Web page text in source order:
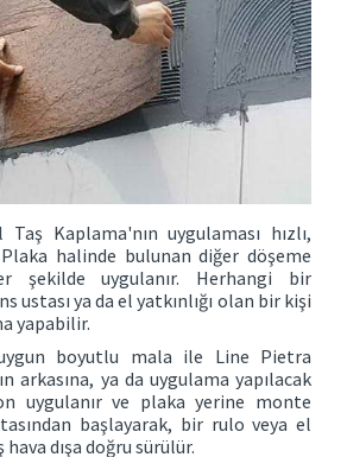
Kaplama'nın uygulaması hızlı,
halinde bulunan diğer döşeme
şekilde uygulanır. Herhangi bir
ustası ya da el yatkınlığı olan bir kişi
yapabilir.
boyutlu mala ile Line Pietra
arkasına, ya da uygulama yapılacak
uygulanır ve plaka yerine monte
başlayarak, bir rulo veya el
hava dışa doğru sürülür.